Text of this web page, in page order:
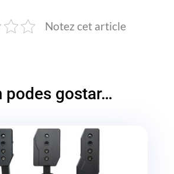
Notez cet article
podes gostar…